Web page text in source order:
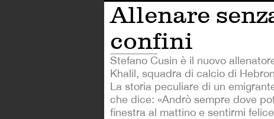
Allenare
confini
Stefano Cusin è il nuovo
Khalil, squadra di calcio di
La storia peculiare di un
che dice: «Andrò sempre dove
finestra al mattino e sentirmi